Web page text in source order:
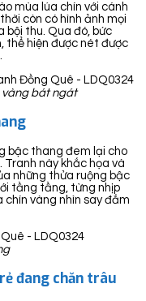
mùa lúa chín với cánh
còn có hình ảnh mọi
bội thu. Qua đó, bức
thể hiện được nét được
vàng bát ngát
bậc thang đem lại cho
này khắc họa và
những thửa ruộng bậc
tầng tầng, từng nhịp
chín vàng nhìn say đắm
đang chăn trâu